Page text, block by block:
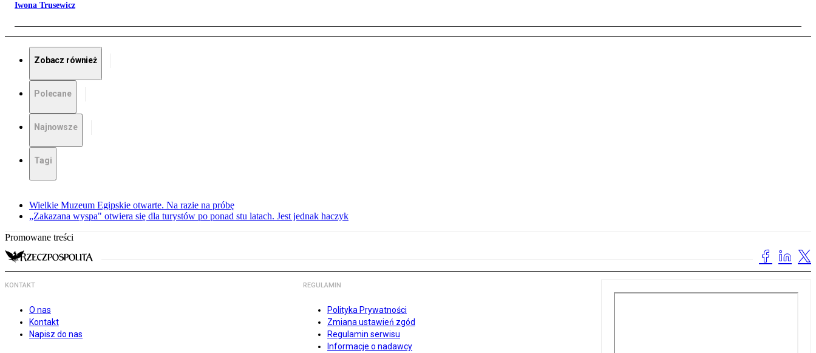
Iwona Trusewicz
Zobacz również
Polecane
Najnowsze
Tagi
Wielkie Muzeum Egipskie otwarte. Na razie na próbę
„Zakazana wyspa" otwiera się dla turystów po ponad stu latach. Jest jednak haczyk
Promowane treści
KONTAKT
O nas
Kontakt
Napisz do nas
REGULAMIN
Polityka Prywatności
Zmiana ustawień zgód
Regulamin serwisu
Informacje o nadawcy